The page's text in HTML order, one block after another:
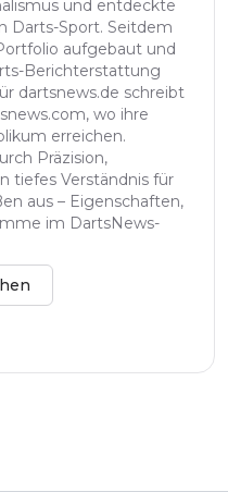
und entdeckte
Darts-Sport. Seitdem
aufgebaut und
Berichterstattung
dartsnews.de schreibt
wo ihre
erreichen.
Präzision,
tiefes Verständnis für
aus – Eigenschaften,
im DartsNews-